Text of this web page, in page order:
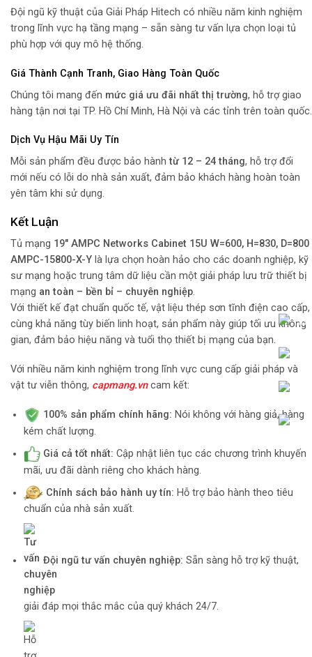
Đội ngũ kỹ thuật của Giải Pháp Hitech có nhiều năm kinh nghiệm
trong lĩnh vực hạ tầng mạng – sẵn sàng tư vấn lựa chọn loại tủ
phù hợp với quy mô hệ thống.
Giá Thành Cạnh Tranh, Giao Hàng Toàn Quốc
Chúng tôi mang đến mức giá ưu đãi nhất thị trường, hỗ trợ giao
hàng tận nơi tại TP. Hồ Chí Minh, Hà Nội và các tỉnh trên toàn quốc.
Dịch Vụ Hậu Mãi Uy Tín
Mỗi sản phẩm đều được bảo hànhtừ 12 – 24 tháng, hỗ trợ đổi
mới nếu có lỗi do nhà sản xuất, đảm bảo khách hàng hoàn toàn
yên tâm khi sử dụng.
Kết Luận
Tủ mạng 19″ AMPC Networks Cabinet 15U W=600, H=830, D=800
AMPC-15800-X-Y là lựa chọn hoàn hảo cho các doanh nghiệp, kỹ
sư mạng hoặc trung tâm dữ liệu cần một giải pháp lưu trữ thiết bị
mạng an toàn – bền bỉ – chuyên nghiệp.
Với thiết kế đạt chuẩn quốc tế, vật liệu thép sơn tĩnh điện cao cấp,
cùng khả năng tùy biến linh hoạt, sản phẩm này giúp tối ưu không
gian, đảm bảo hiệu năng và tuổi thọ thiết bị mạng của bạn.
Với nhiều năm kinh nghiệm trong lĩnh vực cung cấp giải pháp và
vật tư viễn thông, capmang.vncam kết:
100% sản phẩm chính hãng: Nói không với hàng giả, hàng
kém chất lượng.
Giá cả tốt nhất: Cập nhật liên tục các chương trình khuyến
mãi, ưu đãi dành riêng cho khách hàng.
Chính sách bảo hành uy tín: Hỗ trợ bảo hành theo tiêu
chuẩn của nhà sản xuất.
Đội ngũ tư vấn chuyên nghiệp: Sẵn sàng hỗ trợ kỹ thuật,
giải đáp mọi thắc mắc của quý khách 24/7.